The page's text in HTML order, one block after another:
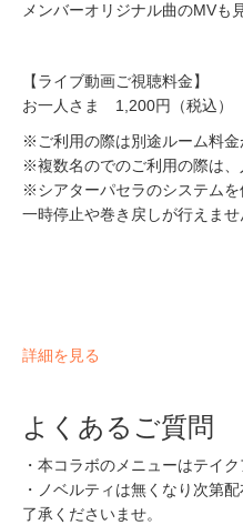
メンバーオリジナル曲のMVも
【ライブ動画ご視聴料金】
お一人さま 1,200円（税込）
※ご利用の際は別途ルーム料金
※複数名のでのご利用の際は、
※シアターパセラのシステム
一時停止や巻き戻しが行えませ
詳細を見る
よくあるご質問
・本コラボのメニューはテイク
・ノベルティは無くなり次第
了承くださいませ。